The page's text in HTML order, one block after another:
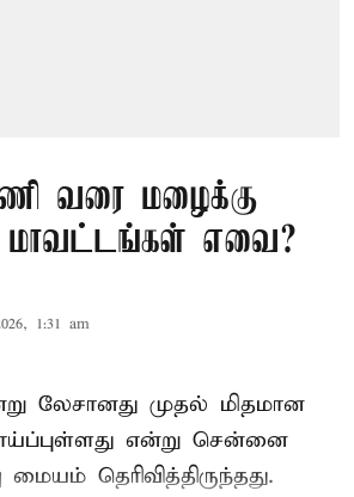
வரை மழைக்கு
மாவட்டங்கள் எவை?
1:31 am
லேசானது முதல் மிதமான
என்று சென்னை
தெரிவித்திருந்தது.